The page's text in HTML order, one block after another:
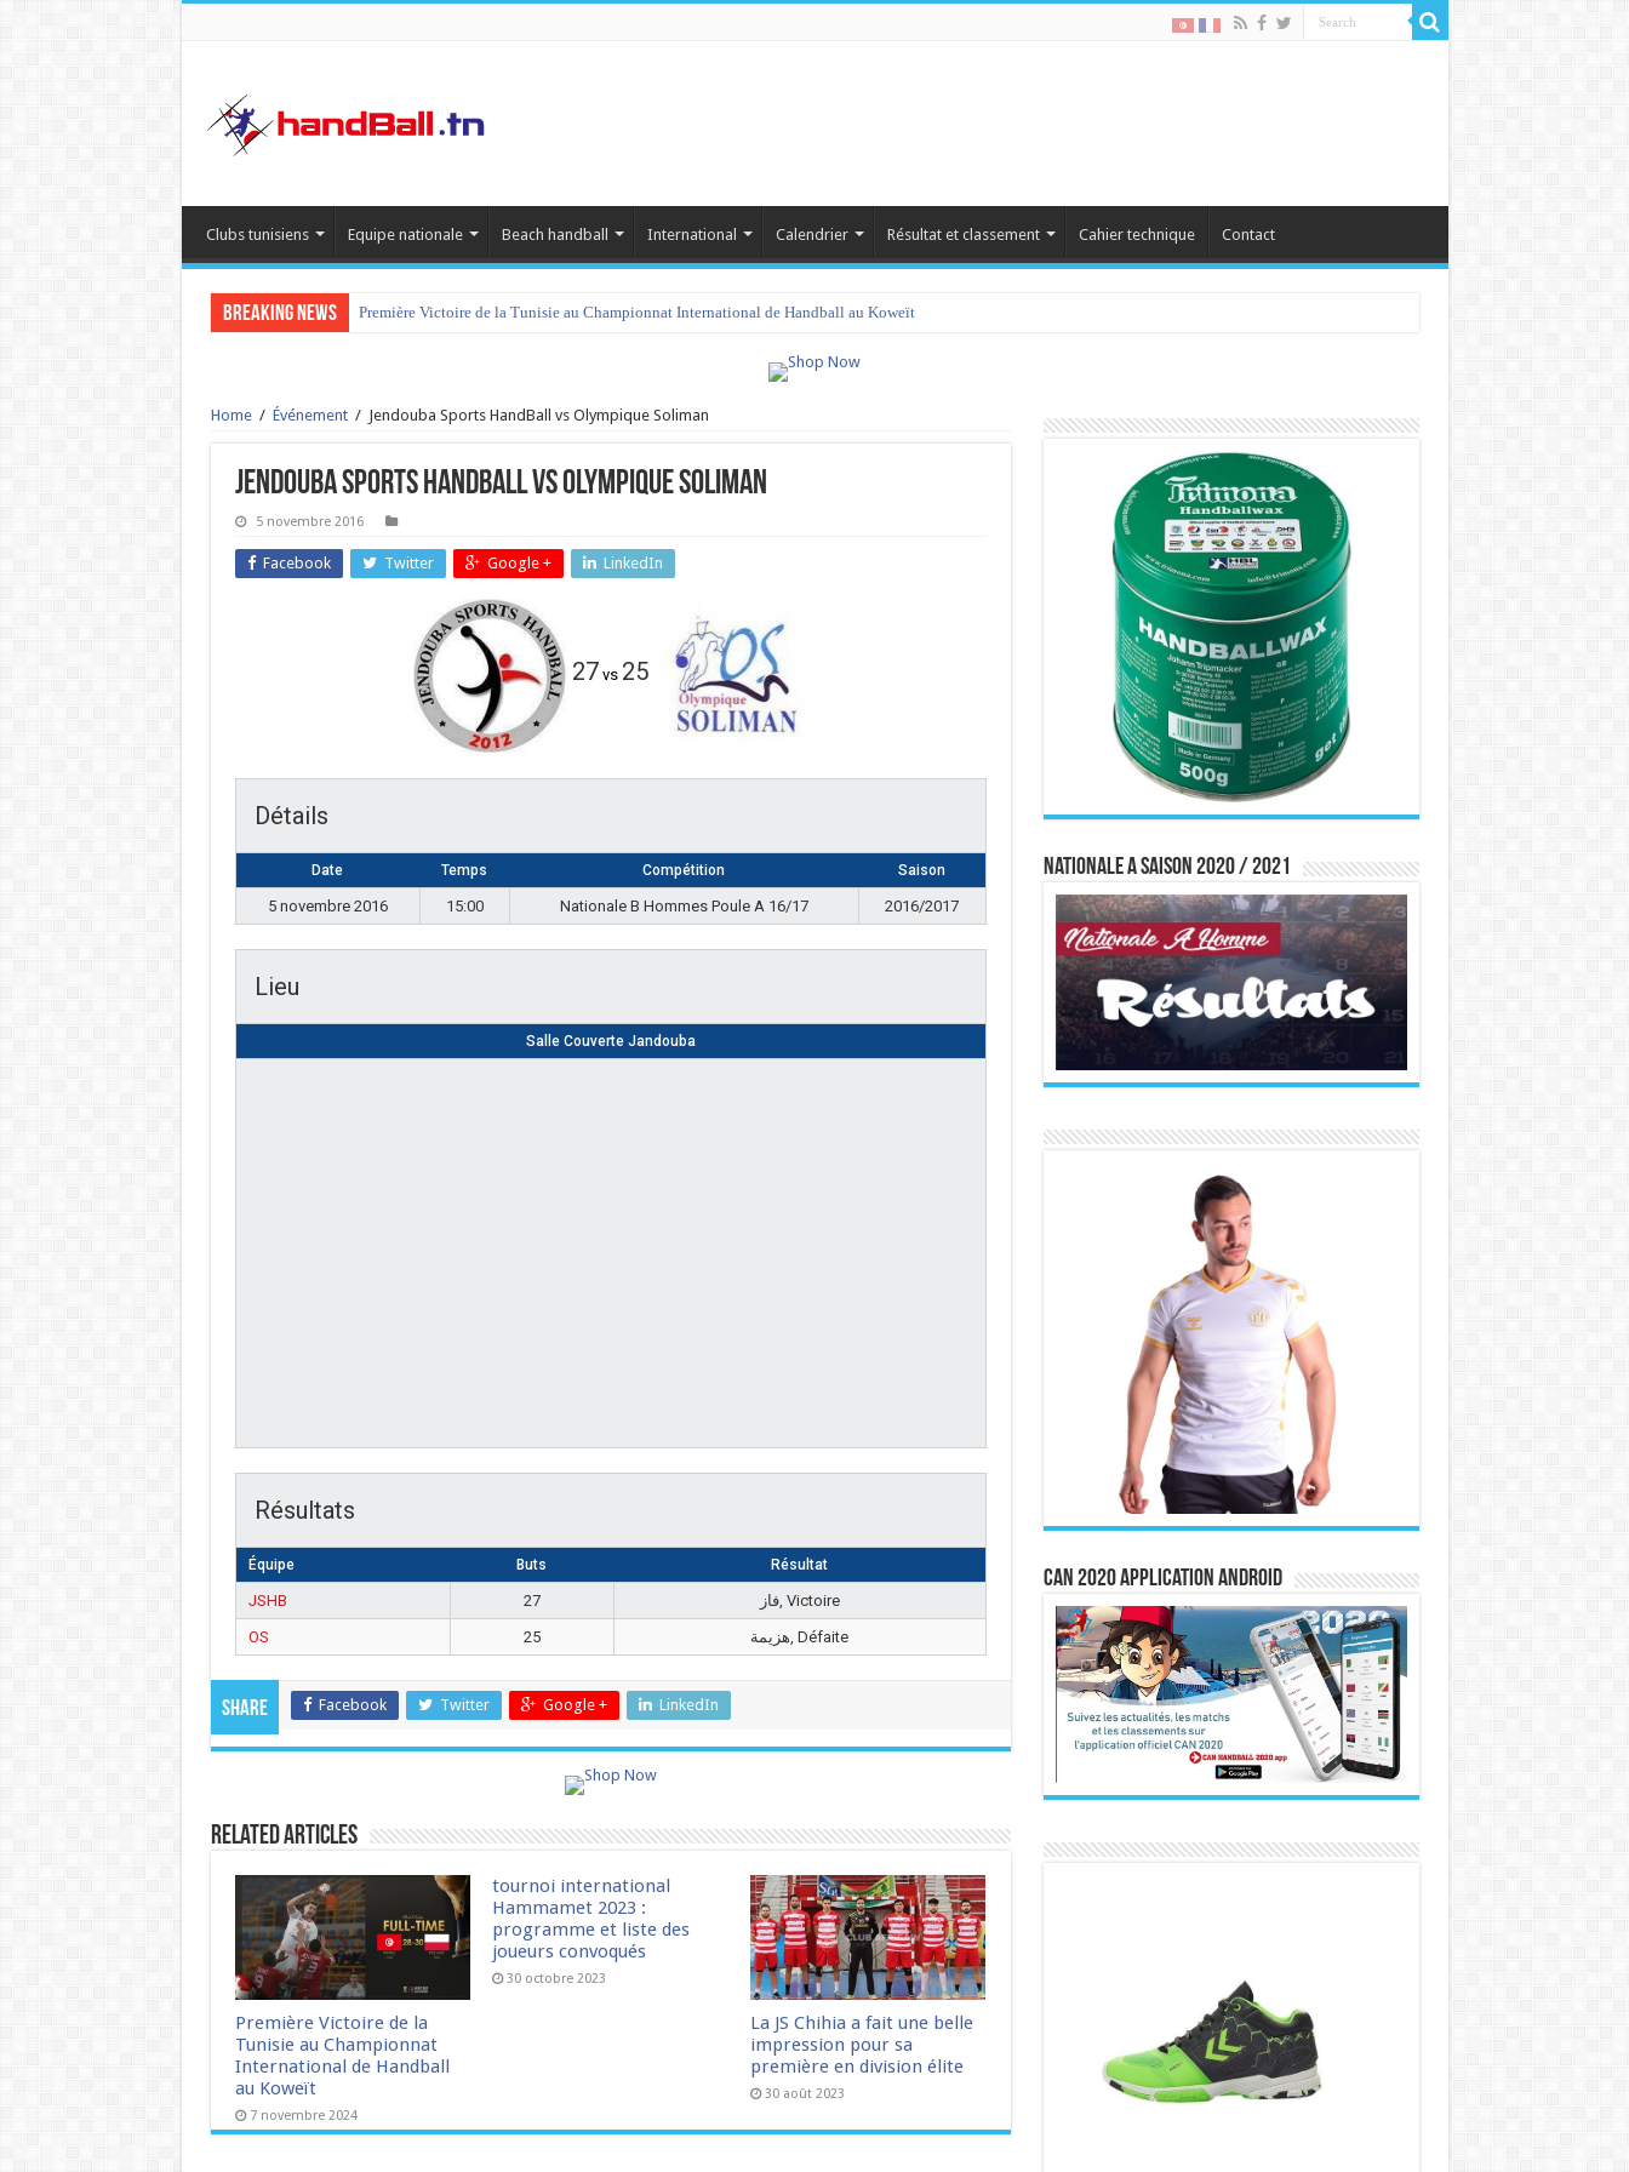
Clubs tunisiens Equipe nationale Beach handball International Calendrier Résultat et classement Cahier technique Contact
Breaking News Première Victoire de la Tunisie au Championnat International de Handball au Koweït
Home / Événement / Jendouba Sports HandBall vs Olympique Soliman
Jendouba Sports HandBall vs Olympique Soliman
5 novembre 2016
Facebook Twitter Google + LinkedIn
27 vs 25
Détails
Date Temps Compétition Saison
5 novembre 2016 15:00 Nationale B Hommes Poule A 16/17 2016/2017
Lieu
Salle Couverte Jandouba
Résultats
Équipe Buts Résultat
JSHB 27
فاز, Victoire
OS
25 هزيمة, Défaite
Share Facebook Twitter Google + LinkedIn
Related Articles
Première Victoire de la
Tunisie au Championnat
International de Handball
au Koweït
7 novembre 2024
tournoi international
Hammamet 2023 :
programme et liste des
joueurs convoqués
30 octobre 2023
La JS Chihia a fait une belle
impression pour sa
première en division élite
30 août 2023
Nationale A saison 2020 / 2021
CAN 2020 Application Android